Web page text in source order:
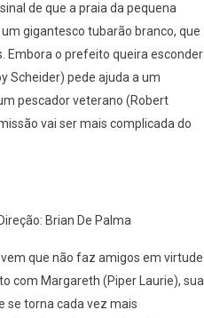
de que a praia da pequena
gigantesco tubarão branco, que
Embora o prefeito queira esconder
Scheider) pede ajuda a um
pescador veterano (Robert
vai ser mais complicada do
Brian De Palma
que não faz amigos em virtude
com Margareth (Piper Laurie), sua
se torna cada vez mais